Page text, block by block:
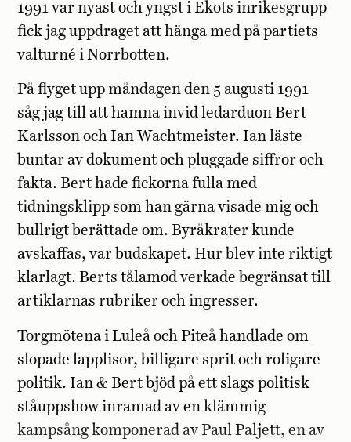
1991 var nyast och yngst i Ekots inrikesgrupp
fick jag uppdraget att hänga med på partiets
valturné i Norrbotten.
På flyget upp måndagen den 5 augusti 1991
såg jag till att hamna invid ledarduon Bert
Karlsson och Ian Wachtmeister. Ian läste
buntar av dokument och pluggade siffror och
fakta. Bert hade fickorna fulla med
tidningsklipp som han gärna visade mig och
bullrigt berättade om. Byråkrater kunde
avskaffas, var budskapet. Hur blev inte riktigt
klarlagt. Berts tålamod verkade begränsat till
artiklarnas rubriker och ingresser.
Torgmötena i Luleå och Piteå handlade om
slopade lapplisor, billigare sprit och roligare
politik. Ian & Bert bjöd på ett slags politisk
ståuppshow inramad av en klämmig
kampsång komponerad av Paul Paljett, en av